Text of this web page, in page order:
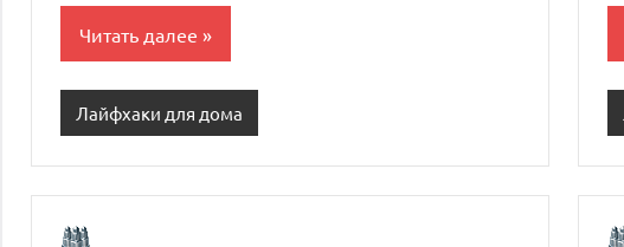
Читать далее
Лайфхаки для дома